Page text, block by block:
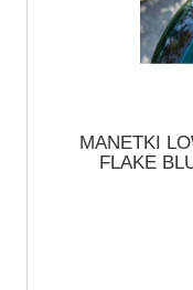
MANETKI
FLAKE